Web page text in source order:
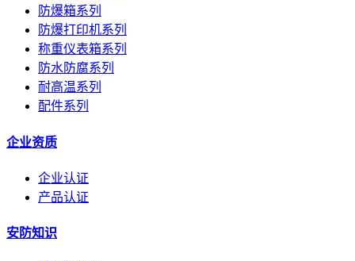
防爆箱系列
防爆打印机系列
称重仪表箱系列
防水防腐系列
耐高温系列
配件系列
企业资质
企业认证
产品认证
安防知识